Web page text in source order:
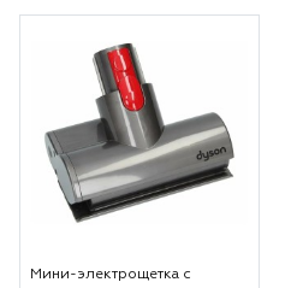
Мини-электрощетка с